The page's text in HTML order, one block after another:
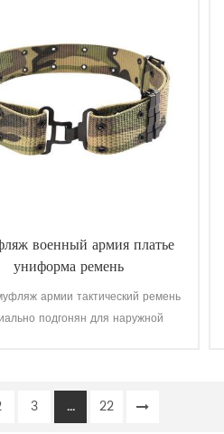
военный армия платье
униформа ремень
армии тактический ремень
подгонян для наружной
3 ... 22